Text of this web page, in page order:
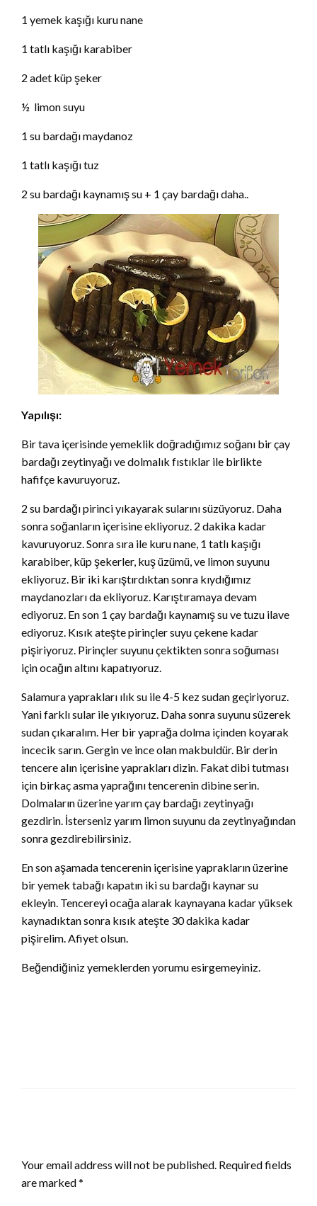
1 yemek kaşığı kuru nane
1 tatlı kaşığı karabiber
2 adet küp şeker
½ limon suyu
1 su bardağı maydanoz
1 tatlı kaşığı tuz
2 su bardağı kaynamış su + 1 çay bardağı daha..
Yapılışı:
Bir tava içerisinde yemeklik doğradığımız soğanı bir çay
bardağı zeytinyağı ve dolmalık fıstıklar ile birlikte
hafifçe kavuruyoruz.
2 su bardağı pirinci yıkayarak sularını süzüyoruz. Daha
sonra soğanların içerisine ekliyoruz. 2 dakika kadar
kavuruyoruz. Sonra sıra ile kuru nane, 1 tatlı kaşığı
karabiber, küp şekerler, kuş üzümü, ve limon suyunu
ekliyoruz. Bir iki karıştırdıktan sonra kıydığımız
maydanozları da ekliyoruz. Karıştıramaya devam
ediyoruz. En son 1 çay bardağı kaynamış su ve tuzu ilave
ediyoruz. Kısık ateşte pirinçler suyu çekene kadar
pişiriyoruz. Pirinçler suyunu çektikten sonra soğuması
için ocağın altını kapatıyoruz.
Salamura yaprakları ılık su ile 4-5 kez sudan geçiriyoruz.
Yani farklı sular ile yıkıyoruz. Daha sonra suyunu süzerek
sudan çıkaralım. Her bir yaprağa dolma içinden koyarak
incecik sarın. Gergin ve ince olan makbuldür. Bir derin
tencere alın içerisine yaprakları dizin. Fakat dibi tutması
için birkaç asma yaprağını tencerenin dibine serin.
Dolmaların üzerine yarım çay bardağı zeytinyağı
gezdirin. İsterseniz yarım limon suyunu da zeytinyağından
sonra gezdirebilirsiniz.
En son aşamada tencerenin içerisine yaprakların üzerine
bir yemek tabağı kapatın iki su bardağı kaynar su
ekleyin. Tencereyi ocağa alarak kaynayana kadar yüksek
kaynadıktan sonra kısık ateşte 30 dakika kadar
pişirelim. Afiyet olsun.
Beğendiğiniz yemeklerden yorumu esirgemeyiniz.
Your email address will not be published. Required fields
are marked*